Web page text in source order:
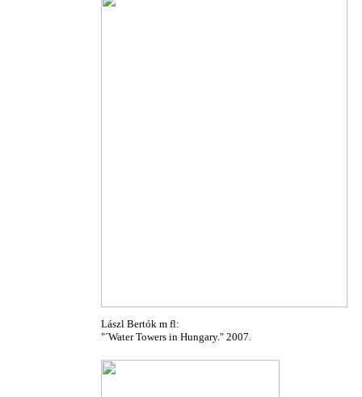
Lászl Bertók m fl:
"´Water Towers in Hungary." 2007.